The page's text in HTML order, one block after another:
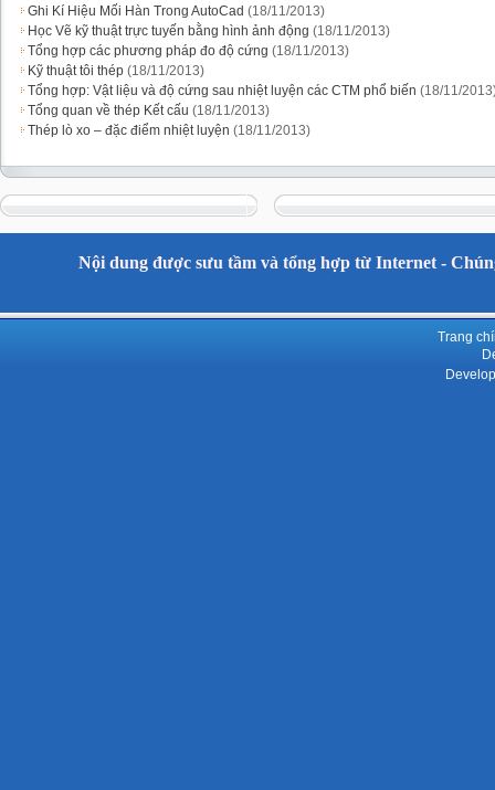
Ghi Kí Hiệu Mối Hàn Trong AutoCad (18/11/2013)
Học Vẽ kỹ thuật trực tuyến bằng hình ảnh động (18/11/2013)
Tổng hợp các phương pháp đo độ cứng (18/11/2013)
Kỹ thuật tôi thép (18/11/2013)
Tổng hợp: Vật liệu và độ cứng sau nhiệt luyện các CTM phổ biến (18/11/
Tổng quan về thép Kết cấu (18/11/2013)
Thép lò xo – đặc điểm nhiệt luyện (18/11/2013)
Nội dung được sưu tầm và tổng hợp từ Internet -
Trang